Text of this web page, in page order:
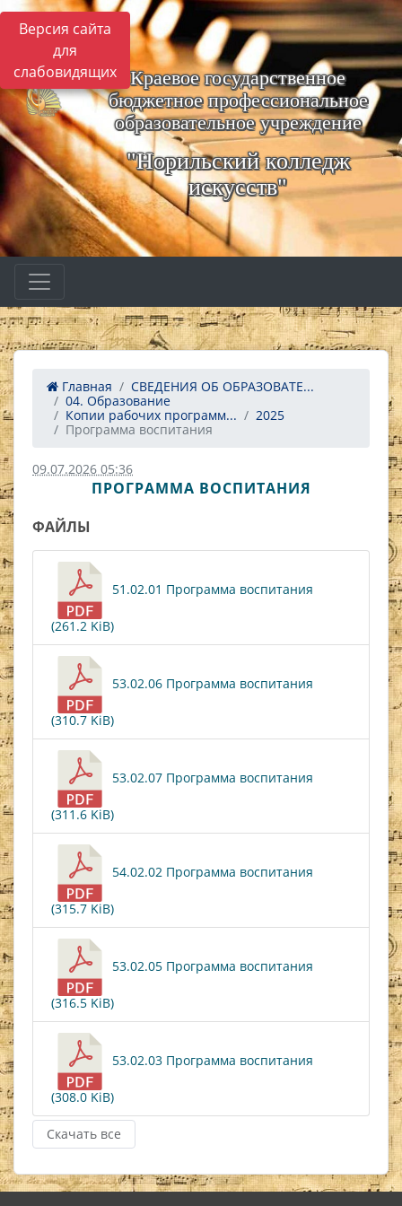
Версия сайта
для
слабовидящих
Краевое государственное
бюджетное профессиональное
образовательное учреждение
"Норильский колледж
искусств"
Главная
СВЕДЕНИЯ ОБ ОБРАЗОВАТЕ...
04. Образование
Копии рабочих программ...
2025
Программа воспитания
09.07.2026 05:36
ПРОГРАММА ВОСПИТАНИЯ
ФАЙЛЫ
51.02.01 Программа воспитания
(261.2 KiB)
53.02.06 Программа воспитания
(310.7 KiB)
53.02.07 Программа воспитания
(311.6 KiB)
54.02.02 Программа воспитания
(315.7 KiB)
53.02.05 Программа воспитания
(316.5 KiB)
53.02.03 Программа воспитания
(308.0 KiB)
Скачать все